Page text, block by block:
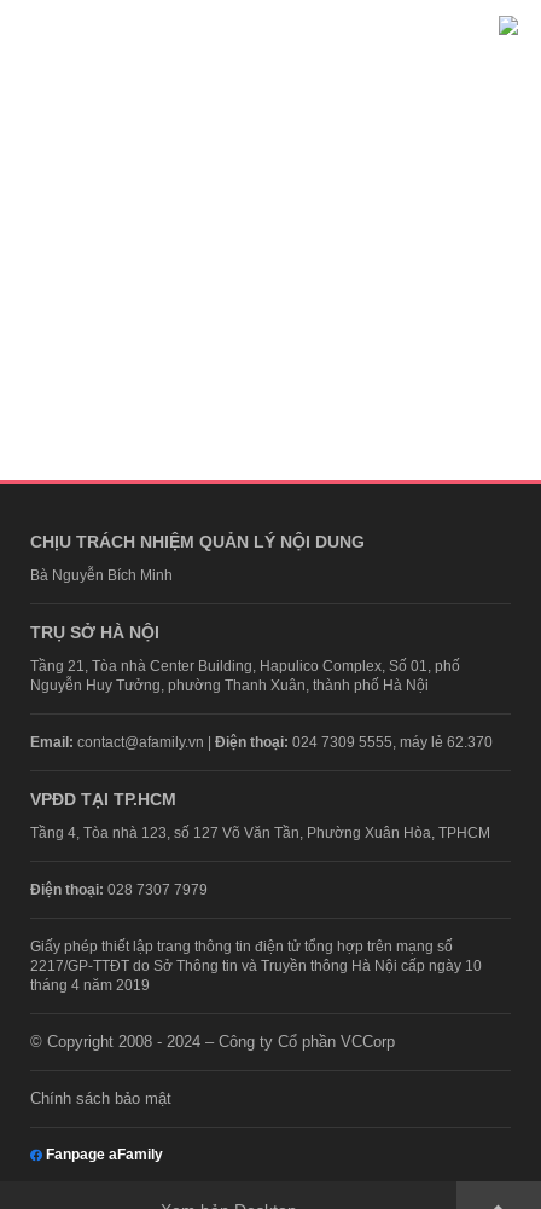
CHỊU TRÁCH NHIỆM QUẢN LÝ NỘI DUNG
Bà Nguyễn Bích Minh
TRỤ SỞ HÀ NỘI
Tầng 21, Tòa nhà Center Building, Hapulico Complex, Số 01, phố
Nguyễn Huy Tưởng, phường Thanh Xuân, thành phố Hà Nội
Email: contact@afamily.vn | Điện thoại: 024 7309 5555, máy lẻ 62.370
VPĐD TẠI TP.HCM
Tầng 4, Tòa nhà 123, số 127 Võ Văn Tần, Phường Xuân Hòa, TPHCM
Điện thoại: 028 7307 7979
Giấy phép thiết lập trang thông tin điện tử tổng hợp trên mạng số
2217/GP-TTĐT do Sở Thông tin và Truyền thông Hà Nội cấp ngày 10
tháng 4 năm 2019
© Copyright 2008 - 2024 – Công ty Cổ phần VCCorp
Chính sách bảo mật
Fanpage aFamily